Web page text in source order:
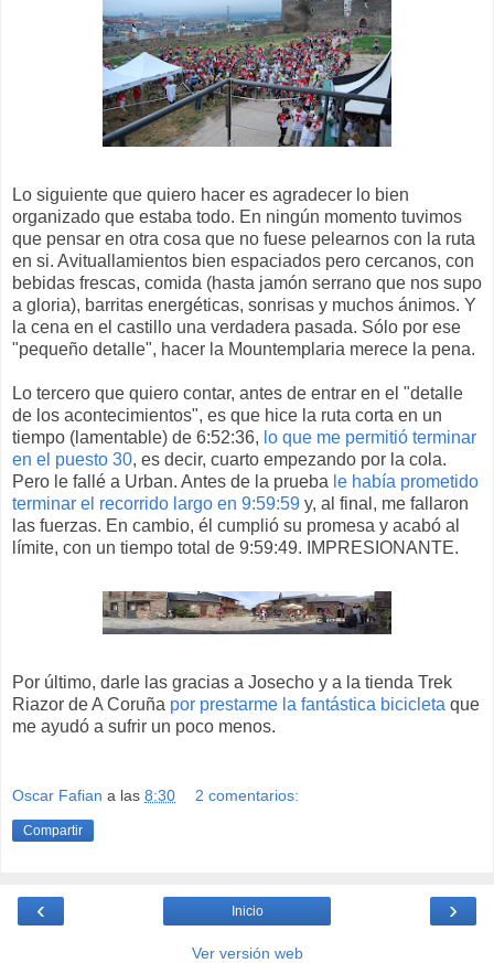
Lo siguiente que quiero hacer es agradecer lo bien
organizado que estaba todo. En ningún momento tuvimos
que pensar en otra cosa que no fuese pelearnos con la ruta
en si. Avituallamientos bien espaciados pero cercanos, con
bebidas frescas, comida (hasta jamón serrano que nos supo
a gloria), barritas energéticas, sonrisas y muchos ánimos. Y
la cena en el castillo una verdadera pasada. Sólo por ese
"pequeño detalle", hacer la Mountemplaria merece la pena.
Lo tercero que quiero contar, antes de entrar en el "detalle
de los acontecimientos", es que hice la ruta corta en un
tiempo (lamentable) de 6:52:36, lo que me permitió terminar
en el puesto 30, es decir, cuarto empezando por la cola.
Pero le fallé a Urban. Antes de la prueba le había prometido
terminar el recorrido largo en 9:59:59 y, al final, me fallaron
las fuerzas. En cambio, él cumplió su promesa y acabó al
límite, con un tiempo total de 9:59:49. IMPRESIONANTE.
Por último, darle las gracias a Josecho y a la tienda Trek
Riazor de A Coruña por prestarme la fantástica bicicleta que
me ayudó a sufrir un poco menos.
Oscar Fafian a las 8:30 2 comentarios:
Compartir
‹ ›
Inicio
Ver versión web